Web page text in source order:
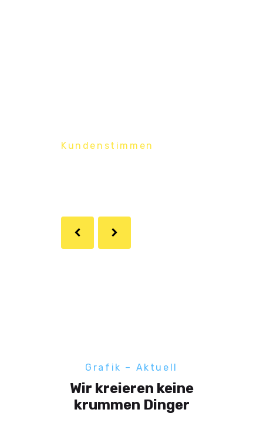
Kundenstimmen
Grafik – Aktuell
Wir kreieren keine
krummen Dinger